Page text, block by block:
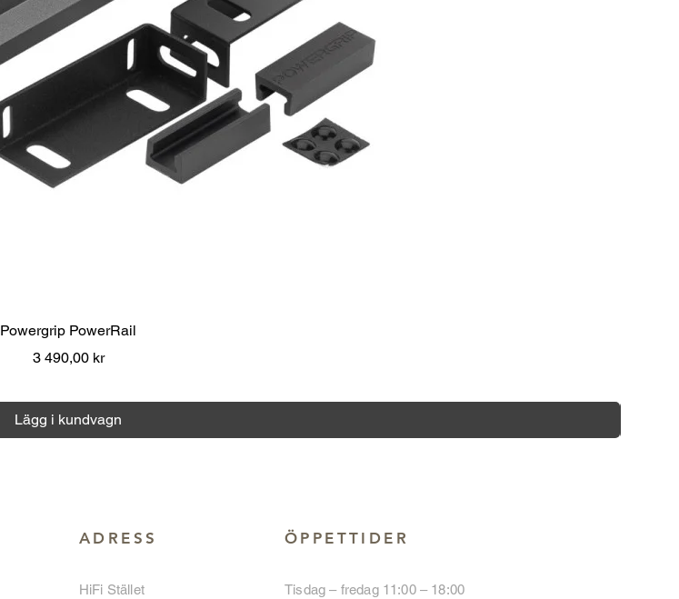
Snabbvisning
Powergrip PowerRail
Pris
3 490,00 kr
Lägg i kundvagn
ADRESS
HiFi Stället
ÖPPETTIDER
Tisdag – fredag 11:00 – 18:00